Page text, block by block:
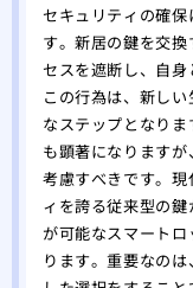
セキュリティの確
す。新居の鍵を交
セスを遮断し、自身
この行為は、新し
なステップとなり
も顕著になります
考慮すべきです。
ィを誇る従来型の
が可能なスマート
ります。重要なの